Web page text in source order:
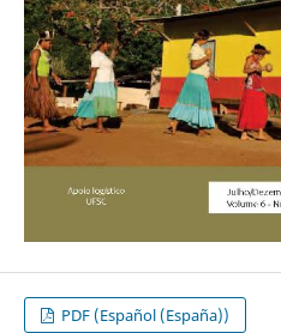
PDF (Español (España))